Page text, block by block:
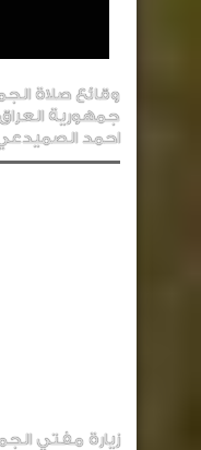
وقائع صلاة
جمهورية
احمد
زيارة مفتي